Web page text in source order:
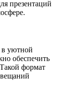
презентаций
в уютной
обеспечить
формат